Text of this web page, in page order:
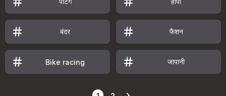
बंदर फैशन
Bike racing जापानी